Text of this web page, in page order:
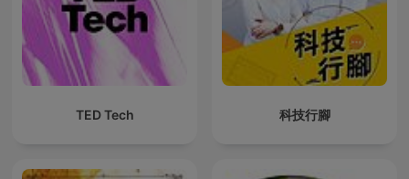
TED Tech 科技行腳